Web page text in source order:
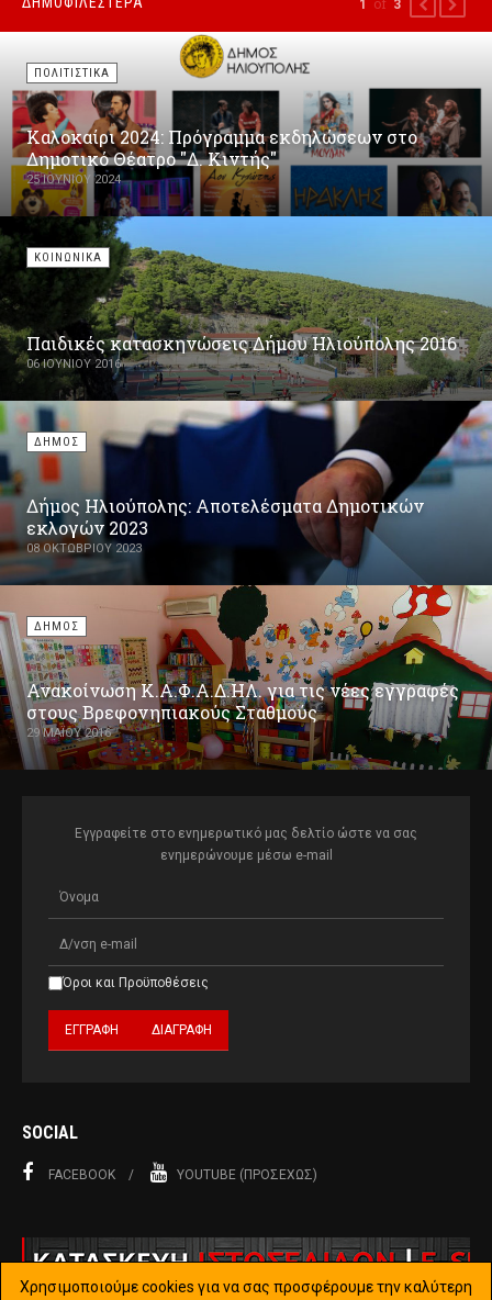
ΠΟΛΙΤΙΣΤΙΚΑ
Καλοκαίρι 2024: Πρόγραμμα εκδηλώσεων στο
Δημοτικό Θέατρο "Δ. Κιντής"
25 ΙΟΥΝΊΟΥ 2024
ΚΟΙΝΩΝΙΚΑ
Παιδικές κατασκηνώσεις Δήμου Ηλιούπολης 2016
06 ΙΟΥΝΊΟΥ 2016
ΔΗΜΟΣ
Δήμος Ηλιούπολης: Αποτελέσματα Δημοτικών
εκλογών 2023
08 ΟΚΤΩΒΡΊΟΥ 2023
ΔΗΜΟΣ
Ανακοίνωση Κ.Α.Φ.Α.Δ.ΗΛ. για τις νέες εγγραφές
στους Βρεφονηπιακούς Σταθμούς
29 ΜΑΪ́ΟΥ 2016
1 3 PREVIOUS
NEXT
Εγγραφείτε στο ενημερωτικό μας δελτίο ώστε να σας
ενημερώνουμε μέσω e-mail
Όροι και Προϋποθέσεις
SOCIAL
FACEBOOK YOUTUBE (ΠΡΟΣΕΧΏΣ)
Χρησιμοποιούμε cookies για να σας προσφέρουμε την καλύτερη